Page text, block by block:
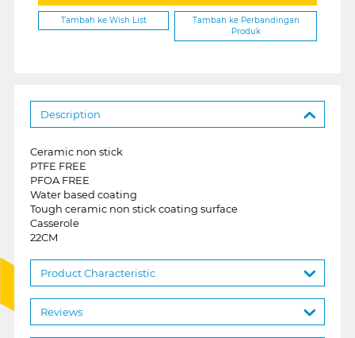
Tambah ke Wish List
Tambah ke Perbandingan
Produk
Description
Ceramic non stick
PTFE FREE
PFOA FREE
Water based coating
Tough ceramic non stick coating surface
Casserole
22CM
Product Characteristic
Reviews